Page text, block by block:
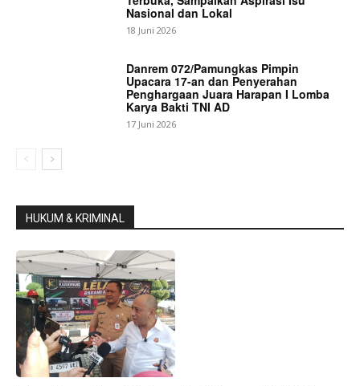
Nasional dan Lokal
18 Juni 2026
Danrem 072/Pamungkas Pimpin
Upacara 17-an dan Penyerahan
Penghargaan Juara Harapan I Lomba
Karya Bakti TNI AD
17 Juni 2026
HUKUM & KRIMINAL